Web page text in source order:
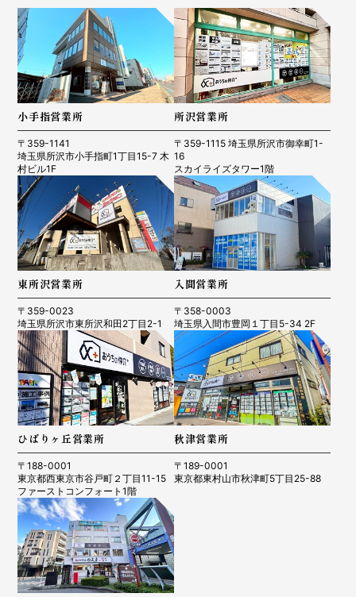
小手指営業所
〒359-1141
埼玉県所沢市小手指町1丁目15-7 木
村ビル1F
所沢営業所
〒359-1115 埼玉県所沢市御幸町1-
16
スカイライズタワー1階
東所沢営業所
〒359-0023
埼玉県所沢市東所沢和田2丁目2-1
入間営業所
〒358-0003
埼玉県入間市豊岡１丁目5-34 2F
ひばりヶ丘営業所
〒188-0001
東京都西東京市谷戸町２丁目11-15
ファーストコンフォート1階
秋津営業所
〒189-0001
東京都東村山市秋津町5丁目25-88